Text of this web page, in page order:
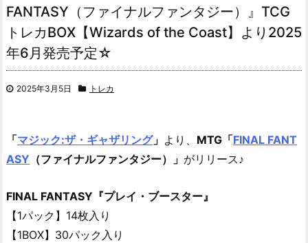
FANTASY（ファイナルファンタジー）』TCG
トレカBOX【Wizards of the Coast】より2025
年6月発売予定☆
2025年3月5日 トレカ
「マジック:ザ・ギャザリング」 より、 MTG「FINAL FANT
ASY （ファイナルファンタジー）」 がリリース♪
FINAL FANTASY『プレイ・ブースター』
【1パック】14枚入り
【1BOX】30パック入り